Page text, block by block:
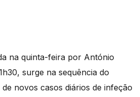
na quinta-feira por António
surge na sequência do
novos casos diários de infeção